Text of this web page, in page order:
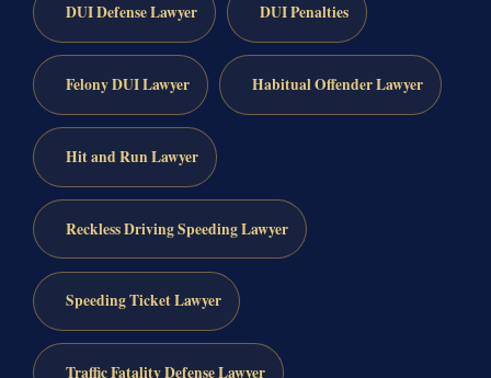
DUI Defense Lawyer DUI Penalties
Felony DUI Lawyer Habitual Offender Lawyer
Hit and Run Lawyer
Reckless Driving Speeding Lawyer
Speeding Ticket Lawyer
Traffic Fatality Defense Lawyer